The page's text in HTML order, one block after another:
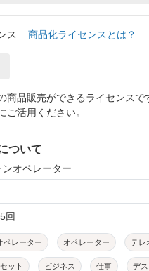
ス 商品化ライセンスとは？
商品販売ができるライセンスで
ご活用ください。
ついて
オペレーター
回
ペレーター オペレーター テレ
ット ビジネス 仕事 デ